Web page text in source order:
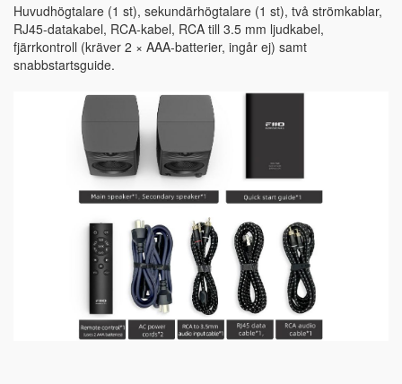
Huvudhögtalare (1 st), sekundärhögtalare (1 st), två strömkablar,
RJ45-datakabel, RCA-kabel, RCA till 3.5 mm ljudkabel,
fjärrkontroll (kräver 2 × AAA-batterier, ingår ej) samt
snabbstartsguide.